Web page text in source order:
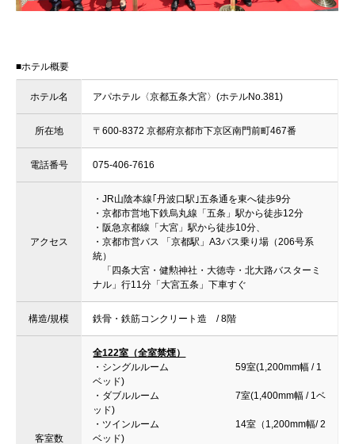
■ホテル概要
ホテル名 アパホテル〈京都五条大宮〉(ホテルNo.381)
所在地 〒600-8372 京都府京都市下京区南門前町467番
電話番号 075-406-7616
アクセス
・JR山陰本線｢丹波口駅｣五条通を東へ徒歩9分
・京都市営地下鉄烏丸線「五条」駅から徒歩12分
・阪急京都線「大宮」駅から徒歩10分、
・京都市営バス 「京都駅」A3バス乗り場（206号系
統）
「四条大宮・健勲神社・大徳寺・北大路バスターミ
ナル」行11分「大宮五条」下車すぐ
構造/規模 鉄骨・鉄筋コンクリート造 / 8階
客室数
全122室（全室禁煙）
・シングルルーム 59室(1,200mm幅 / 1
ベッド)
・ダブルルーム 7室(1,400mm幅 / 1ベ
ッド)
・ツインルーム 14室（1,200mm幅/ 2
ベッド)